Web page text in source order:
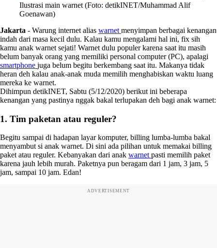
Ilustrasi main warnet (Foto: detikINET/Muhammad Alif
Goenawan)
Jakarta - Warung internet alias warnet menyimpan berbagai kenangan
indah dari masa kecil dulu. Kalau kamu mengalami hal ini, fix sih
kamu anak warnet sejati! Warnet dulu populer karena saat itu masih
belum banyak orang yang memiliki personal computer (PC), apalagi
smartphone juga belum begitu berkembang saat itu. Makanya tidak
heran deh kalau anak-anak muda memilih menghabiskan waktu luang
mereka ke warnet.
Dihimpun detikINET, Sabtu (5/12/2020) berikut ini beberapa
kenangan yang pastinya nggak bakal terlupakan deh bagi anak warnet:
1. Tim paketan atau reguler?
Begitu sampai di hadapan layar komputer, billing lumba-lumba bakal
menyambut si anak warnet. Di sini ada pilihan untuk memakai billing
paket atau reguler. Kebanyakan dari anak warnet pasti memilih paket
karena jauh lebih murah. Paketnya pun beragam dari 1 jam, 3 jam, 5
jam, sampai 10 jam. Edan!
ADVERTISEMENT